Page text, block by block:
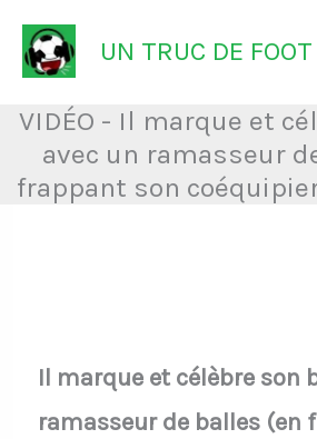
Aller
au
contenu
UN TRUC DE FOOT
VIDÉO - Il marque et
avec un ramasseur
frappant son
Il marque et célèbre son
ramasseur de balles (en